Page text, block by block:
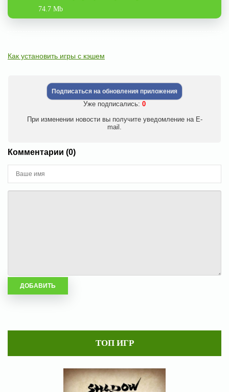
74.7 Mb
Как установить игры с кэшем
Подписаться на обновления приложения
Уже подписались: 0
При изменении новости вы получите уведомление на E-
mail.
Комментарии (0)
ТОП ИГР